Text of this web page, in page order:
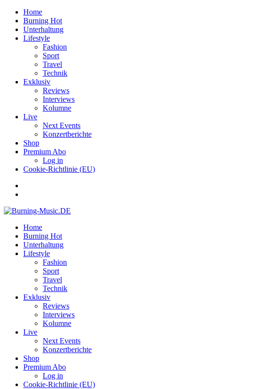
Home
Burning Hot
Unterhaltung
Lifestyle
Fashion
Sport
Travel
Technik
Exklusiv
Reviews
Interviews
Kolumne
Live
Next Events
Konzertberichte
Shop
Premium Abo
Log in
Cookie-Richtlinie (EU)
Home
Burning Hot
Unterhaltung
Lifestyle
Fashion
Sport
Travel
Technik
Exklusiv
Reviews
Interviews
Kolumne
Live
Next Events
Konzertberichte
Shop
Premium Abo
Log in
Cookie-Richtlinie (EU)